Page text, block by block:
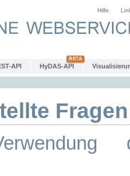
Hilfe
API HyDAS-API